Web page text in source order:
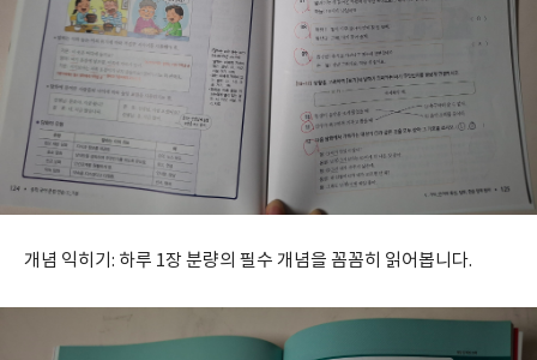
개념 익히기: 하루 1장 분량의 필수 개념을 꼼꼼히 읽어봅니다.